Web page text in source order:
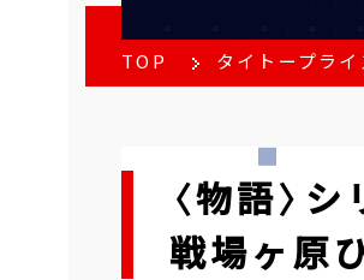
TOP タイトープライ
〈物語
戦場ヶ原